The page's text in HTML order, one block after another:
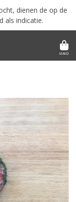
dienen de op de
als indicatie.
MAND